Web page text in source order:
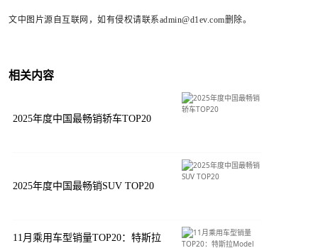
文中图片源自互联网，如有侵权请联系admin@d1ev.com删除。
相关内容
2025年度中国最畅销轿车TOP20
2025年度中国最畅销SUV TOP20
11月乘用车型销量TOP20：特斯拉